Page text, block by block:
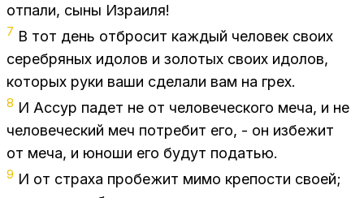
от­па­ли, сыны Из­ра­и­ля!
7 В тот день от­бро­сит каж­дый че­ло­век сво­их
се­реб­ря­ных идо­лов и зо­ло­тых сво­их идо­лов,
ко­то­рых руки ваши сде­ла­ли вам на грех.
8 И Ас­сур па­дет не от че­ло­ве­че­ско­го меча, и не
че­ло­ве­че­ский меч по­тре­бит его, - он из­бе­жит
от меча, и юно­ши его бу­дут по­да­тью.
9 И от стра­ха про­бе­жит мимо кре­по­сти сво­ей;